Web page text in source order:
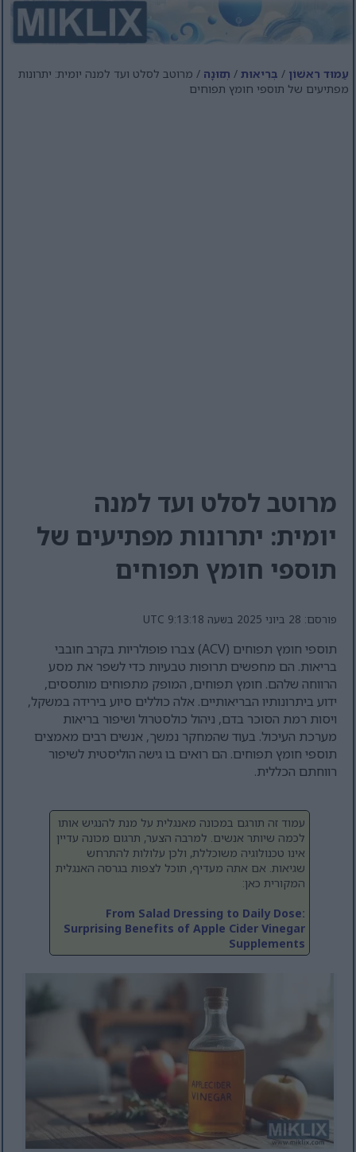
עַמוּד רִאשׁוֹן / בְּרִיאוּת / תְזוּנָה / מרוטב לסלט ועד למנה יומית: יתרונות
מפתיעים של תוספי חומץ תפוחים
מרוטב לסלט ועד למנה
יומית: יתרונות מפתיעים של
תוספי חומץ תפוחים
פורסם: 28 ביוני 2025 בשעה 9:13:18 UTC
תוספי חומץ תפוחים (ACV) צברו פופולריות בקרב חובבי
בריאות. הם מחפשים תרופות טבעיות כדי לשפר את מסע
הרווחה שלהם. חומץ תפוחים, המופק מתפוחים מותססים,
ידוע ביתרונותיו הבריאותיים. אלה כוללים סיוע בירידה במשקל,
ויסות רמת הסוכר בדם, ניהול כולסטרול ושיפור בריאות
מערכת העיכול. בעוד שהמחקר נמשך, אנשים רבים מאמצים
תוספי חומץ תפוחים. הם רואים בו גישה הוליסטית לשיפור
רווחתם הכללית.
עמוד זה תורגם במכונה מאנגלית על מנת להנגיש אותו
לכמה שיותר אנשים. למרבה הצער, תרגום מכונה עדיין
אינו טכנולוגיה משוכללת, ולכן עלולות להתרחש
שגיאות. אם אתה מעדיף, תוכל לצפות בגרסה האנגלית
המקורית כאן:
From Salad Dressing to Daily Dose:
Surprising Benefits of Apple Cider Vinegar
Supplements